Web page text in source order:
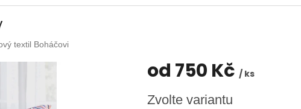
textil Boháčovi
od 750 Kč / ks
cena:
Zvolte variantu